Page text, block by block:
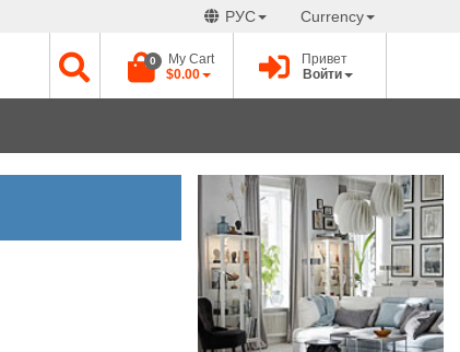
РУС Currency
My Cart
0
$0.00
Привет
Войти